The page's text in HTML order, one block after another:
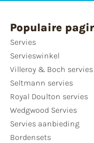
Populaire
Servies
Servieswinkel
Villeroy & Boch servies
Seltmann servies
Royal Doulton servies
Wedgwood Servies
Servies aanbieding
Bordensets